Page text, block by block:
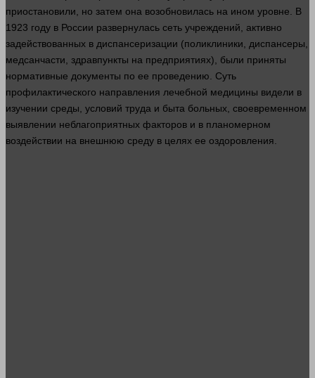
приостановили, но затем она возобновилась на ином уровне. В
1923 году в России развернулась сеть учреждений, активно
задействованных в диспансеризации (поликлиники, диспансеры,
медсанчасти, здравпункты на предприятиях), были приняты
нормативные документы по ее проведению. Суть
профилактического направления лечебной медицины видели в
изучении среды, условий труда и быта больных, своевременном
выявлении неблагоприятных факторов и в планомерном
воздействии на внешнюю среду в целях ее оздоровления.